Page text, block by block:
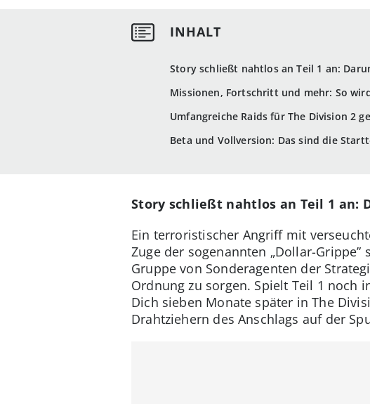
Story schließt nahtlos an Teil 1 an:
Missionen, Fortschritt und mehr: So
Umfangreiche Raids für The Division 2
Beta und Vollversion: Das sind die
Story schließt nahtlos an Teil 1 an:
Ein terroristischer Angriff mit
Zuge der sogenannten „Dollar-
Gruppe von Sonderagenten der
Ordnung zu sorgen. Spielt Teil 1 noch
Dich sieben Monate später in The
Drahtziehern des Anschlags auf der